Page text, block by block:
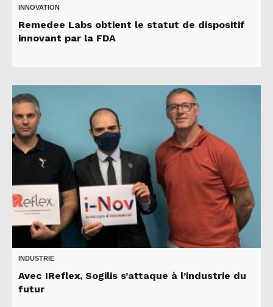
INNOVATION
Remedee Labs obtient le statut de dispositif
innovant par la FDA
INDUSTRIE
Avec IReflex, Sogilis s’attaque à l’industrie du
futur